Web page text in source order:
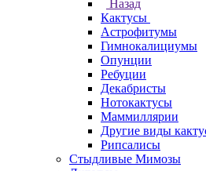
Назад
Кактусы
Астрофитумы
Гимнокалициумы
Опунции
Ребуции
Декабристы
Нотокактусы
Маммиллярии
Другие виды
Рипсалисы
Стыдливые Мимозы